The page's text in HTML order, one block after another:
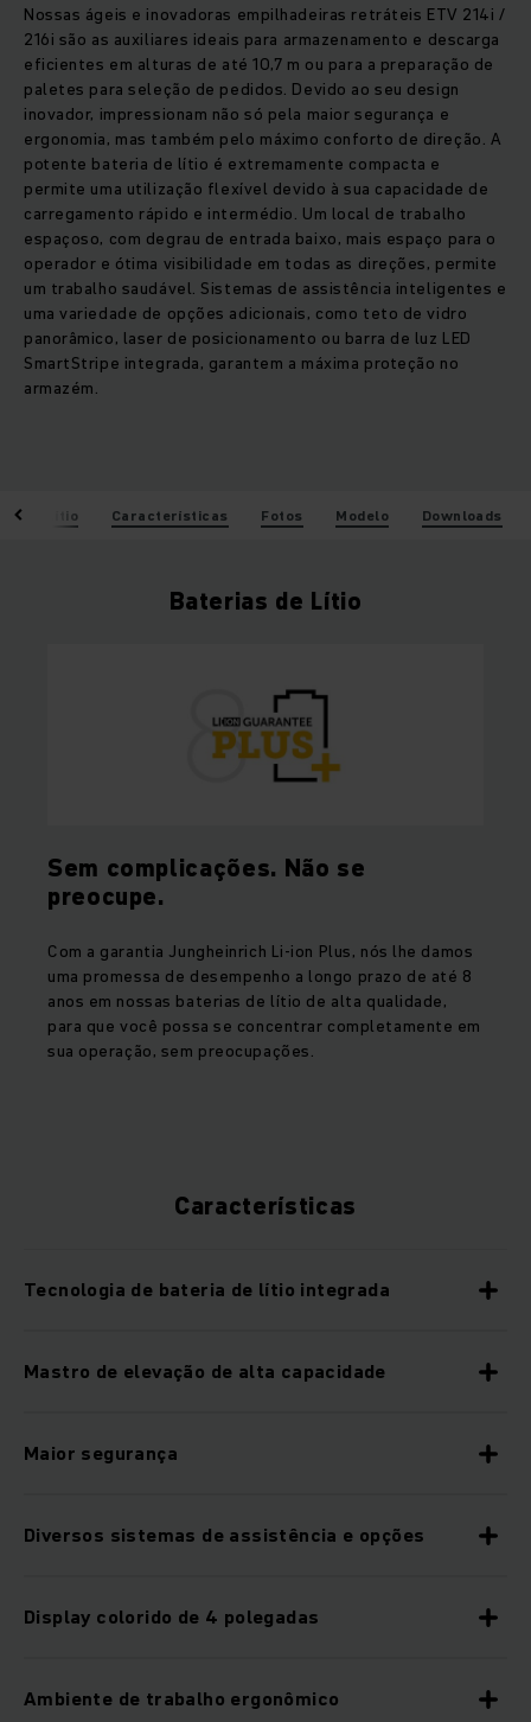
Nossas ágeis e inovadoras empilhadeiras retráteis ETV 214i /
216i são as auxiliares ideais para armazenamento e descarga
eficientes em alturas de até 10,7 m ou para a preparação de
paletes para seleção de pedidos. Devido ao seu design
inovador, impressionam não só pela maior segurança e
ergonomia, mas também pelo máximo conforto de direção. A
potente bateria de lítio é extremamente compacta e
permite uma utilização flexível devido à sua capacidade de
carregamento rápido e intermédio. Um local de trabalho
espaçoso, com degrau de entrada baixo, mais espaço para o
operador e ótima visibilidade em todas as direções, permite
um trabalho saudável. Sistemas de assistência inteligentes e
uma variedade de opções adicionais, como teto de vidro
panorâmico, laser de posicionamento ou barra de luz LED
SmartStripe integrada, garantem a máxima proteção no
armazém.
de Lítio Características Fotos Modelo Downloads
Baterias de Lítio
Sem complicações. Não se
preocupe.
Com a garantia Jungheinrich Li-ion Plus, nós lhe damos
uma promessa de desempenho a longo prazo de até 8
anos em nossas baterias de lítio de alta qualidade,
para que você possa se concentrar completamente em
sua operação, sem preocupações.
Características
Tecnologia de bateria de lítio integrada
Mastro de elevação de alta capacidade
Maior segurança
Diversos sistemas de assistência e opções
Display colorido de 4 polegadas
Ambiente de trabalho ergonômico